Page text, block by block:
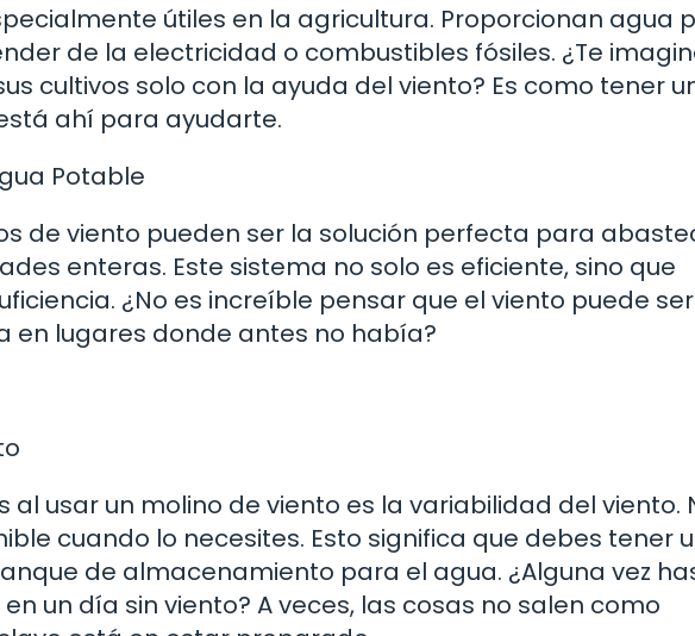
útiles en la agricultura. Proporcionan agua
de la electricidad o combustibles fósiles. ¿Te
cultivos solo con la ayuda del viento? Es como tener
ahí para ayudarte.
Potable
de viento pueden ser la solución perfecta para
enteras. Este sistema no solo es eficiente, sino que
¿No es increíble pensar que el viento puede
en lugares donde antes no había?
al usar un molino de viento es la variabilidad del viento.
cuando lo necesites. Esto significa que debes tener
de almacenamiento para el agua. ¿Alguna vez
un día sin viento? A veces, las cosas no salen como